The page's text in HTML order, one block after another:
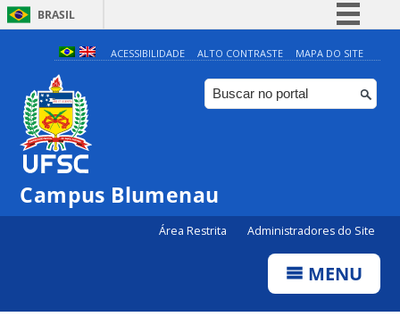
BRASIL
Simplifique!
Comunica BR
Participe
ACESSIBILIDADE ALTO CONTRASTE MAPA DO SITE
Campus Blumenau
Área Restrita Administradores do Site
MENU